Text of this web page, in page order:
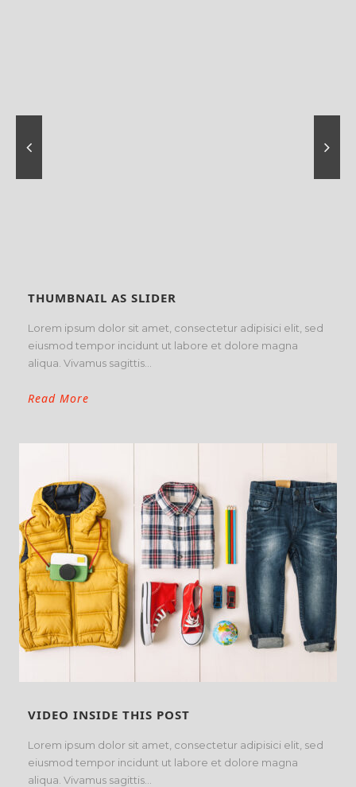
THUMBNAIL AS SLIDER
Lorem ipsum dolor sit amet, consectetur adipisici elit, sed
eiusmod tempor incidunt ut labore et dolore magna
aliqua. Vivamus sagittis...
Read More
VIDEO INSIDE THIS POST
Lorem ipsum dolor sit amet, consectetur adipisici elit, sed
eiusmod tempor incidunt ut labore et dolore magna
aliqua. Vivamus sagittis...